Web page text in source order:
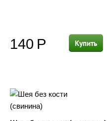
140 Р Купить